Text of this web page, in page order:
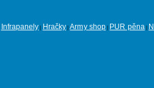
Infrapanely Hračky |Army shop PUR pěna|